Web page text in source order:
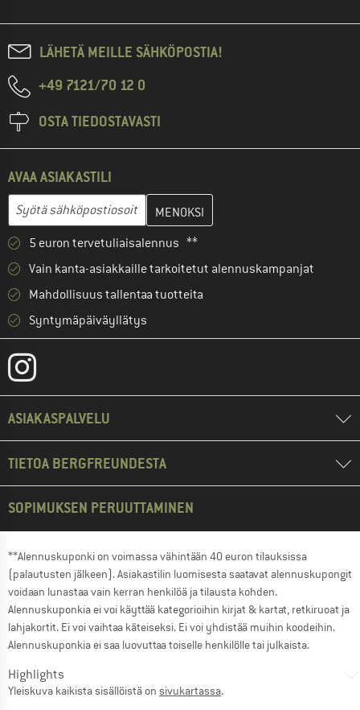
LÄHETÄ MEILLE SÄHKÖPOSTIA!
+49 7121/70 12 0
OSTA TIEDOSTAVASTI
AVAA ASIAKASTILI
Sähköpostiosoite
Anna sähköpostiosoitteesi ja luo seuraavassa vaiheessa
5 euron tervetuliaisalennus **
Vain kanta-asiakkaille tarkoitetut alennuskampanjat
Mahdollisuus tallentaa tuotteita
Syntymäpäiväyllätys
ASIAKASPALVELU
TIETOA BERGFREUNDESTA
SOPIMUKSEN PERUUTTAMINEN
**Alennuskuponki on voimassa vähintään 40 euron tilauksissa
(palautusten jälkeen). Asiakastilin luomisesta saatavat alennuskupongit
voidaan lunastaa vain kerran henkilöä ja tilausta kohden.
Alennuskuponkia ei voi käyttää kategorioihin kirjat & kartat, retkiruoat ja
lahjakortit. Ei voi vaihtaa käteiseksi. Ei voi yhdistää muihin koodeihin.
Alennuskuponkia ei saa luovuttaa toiselle henkilölle tai julkaista.
Highlights
Yleiskuva kaikista sisällöistä on sivukartassa.